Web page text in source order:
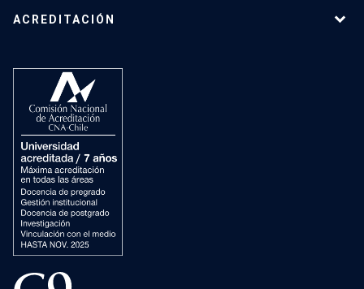
ACREDITACIÓN